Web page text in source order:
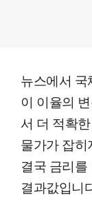
뉴스에서 국
이 이율의
서 더 적확
물가가 잡히
결국 금리
결과값입니